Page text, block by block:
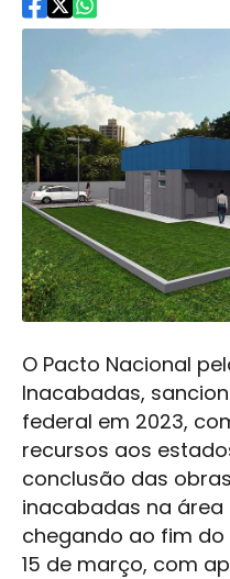
O Pacto Nacional
Inacabadas,
federal em 2023,
recursos aos
conclusão das
inacabadas na área
chegando ao fim
15 de março, com